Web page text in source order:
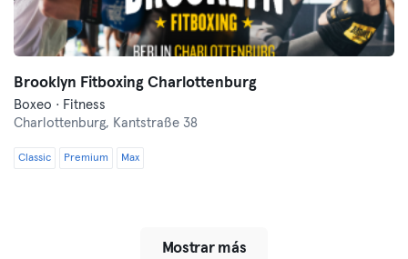
Brooklyn Fitboxing Charlottenburg
Boxeo · Fitness
Charlottenburg, Kantstraße 38
Classic Premium Max
Mostrar más